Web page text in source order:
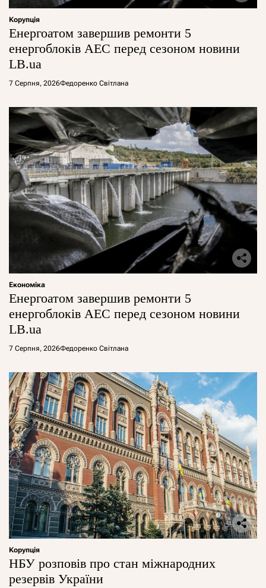
Корупція
Енергоатом завершив ремонти 5
енергоблоків АЕС перед сезоном новини
LB.ua
7 Серпня, 2026Федоренко Світлана
Економіка
Енергоатом завершив ремонти 5
енергоблоків АЕС перед сезоном новини
LB.ua
7 Серпня, 2026Федоренко Світлана
Корупція
НБУ розповів про стан міжнародних
резервів України